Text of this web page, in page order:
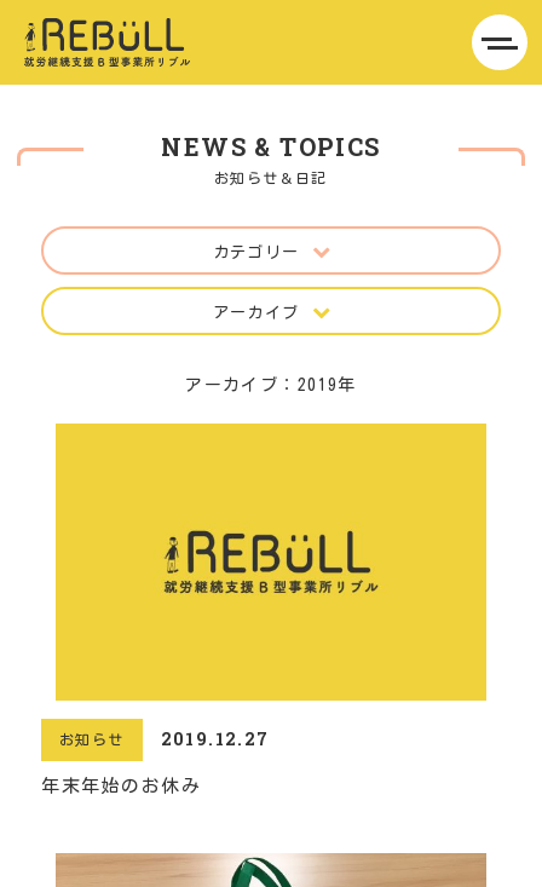
NEWS & TOPICS
お知らせ＆日記
カテゴリー
アーカイブ
アーカイブ：2019年
お知らせ 2019.12.27
年末年始のお休み